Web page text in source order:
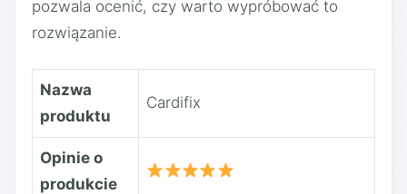
pozwala ocenić, czy warto wypróbować to
rozwiązanie.
Nazwa
produktu
Cardifix
Opinie o
produkcie